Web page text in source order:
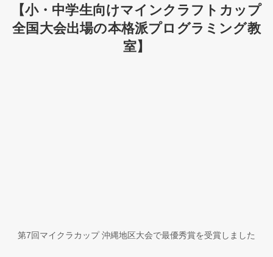
【小・中学生向けマインクラフトカップ
全国大会出場の本格派プログラミング教
室】
第7回マイクラカップ 沖縄地区大会で最優秀賞を受賞しました